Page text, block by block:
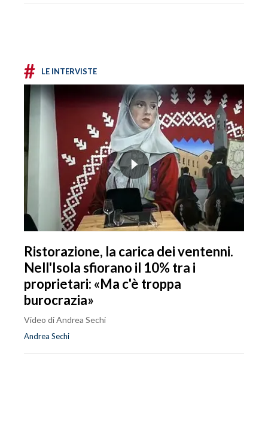
# LE INTERVISTE
Ristorazione, la carica dei ventenni.
Nell'Isola sfiorano il 10% tra i
proprietari: «Ma c'è troppa
burocrazia»
Video di Andrea Sechi
Andrea Sechi